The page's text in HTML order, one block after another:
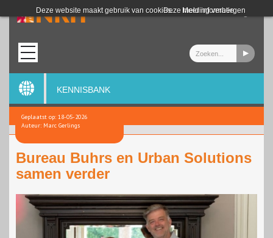
Deze website maakt gebruik van cookies. Meer informatie
Deze melding verbergen
Login
KENNISBANK
Geplaatst op: 18-05-2026
Auteur: Marc Gerlings
Bureau Buhrs en Urban Solutions
samen verder